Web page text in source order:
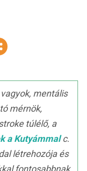
mentális
mérnök,
túlélő, a
a Kutyámmalc.
létrehozója és
fontosabbnak